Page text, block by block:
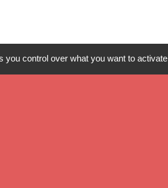
you control over what you want to activate